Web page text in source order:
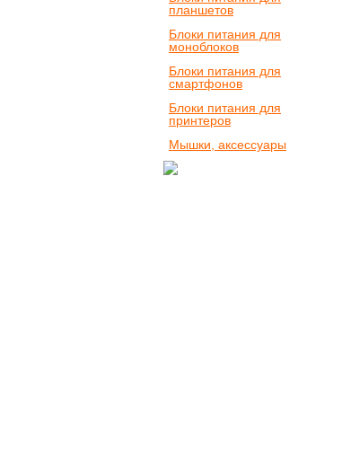
планшетов
Блоки питания для
моноблоков
Блоки питания для
смартфонов
Блоки питания для
принтеров
Мышки, аксессуары